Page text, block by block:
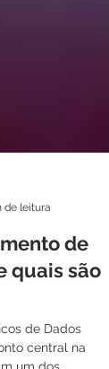
de leitura
de
são
de Dados